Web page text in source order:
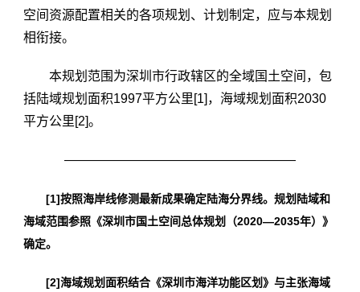
空间资源配置相关的各项规划、计划制定，应与本规划
相衔接。
本规划范围为深圳市行政辖区的全域国土空间，包
括陆域规划面积1997平方公里[1]，海域规划面积2030
平方公里[2]。
——————————————————
[1]按照海岸线修测最新成果确定陆海分界线。规划陆域和
海域范围参照《深圳市国土空间总体规划（2020—2035年）》
确定。
[2]海域规划面积结合《深圳市海洋功能区划》与主张海域